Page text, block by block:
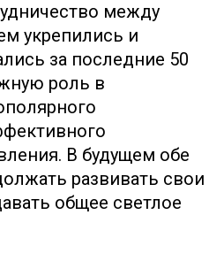
между
укрепились и
за последние 50
роль в
В будущем обе
развивать свои
общее светлое